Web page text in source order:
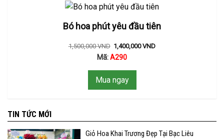
Bó hoa phút yêu đầu tiên
1,500,000VND 1,400,000VND
Mã:A290
Mua ngay
TIN TỨC MỚI
Giỏ Hoa Khai Trương Đẹp Tại Bạc Liêu